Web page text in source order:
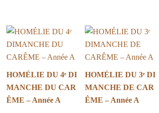
HOMÉLIE DU 4ᵉ DI
MANCHE DU CAR
ÊME – Année A
HOMÉLIE DU 3ᵉ DI
MANCHE DE CAR
ÊME – Année A